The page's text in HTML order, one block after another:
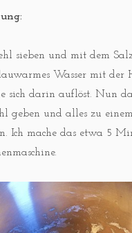
sieben und mit dem
Wasser mit der
sich darin auflöst. Nun
geben und alles zu
Ich mache das etwa 5